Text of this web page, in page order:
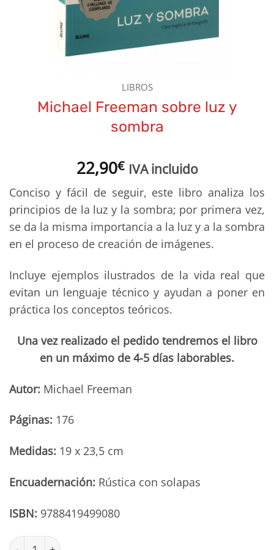
LIBROS
Michael Freeman sobre luz y
sombra
22,90€ IVA incluido
Conciso y fácil de seguir, este libro analiza los
principios de la luz y la sombra; por primera vez,
se da la misma importancia a la luz y a la sombra
en el proceso de creación de imágenes.
Incluye ejemplos ilustrados de la vida real que
evitan un lenguaje técnico y ayudan a poner en
práctica los conceptos teóricos.
Una vez realizado el pedido tendremos el libro
en un máximo de 4-5 días laborables.
Autor: Michael Freeman
Páginas: 176
Medidas: 19 x 23,5 cm
Encuadernación: Rústica con solapas
ISBN: 9788419499080
Michael Freeman sobre luz y sombra cantidad